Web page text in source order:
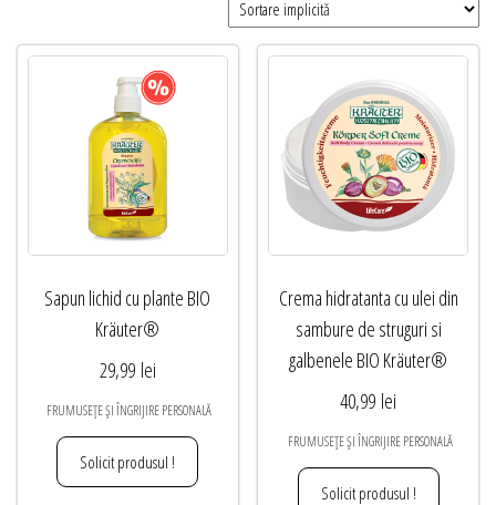
Sapun lichid cu plante BIO
Kräuter®
29,99 lei
FRUMUSEȚE ȘI ÎNGRIJIRE PERSONALĂ
Solicit produsul !
Crema hidratanta cu ulei din
sambure de struguri si
galbenele BIO Kräuter®
40,99 lei
FRUMUSEȚE ȘI ÎNGRIJIRE PERSONALĂ
Solicit produsul !